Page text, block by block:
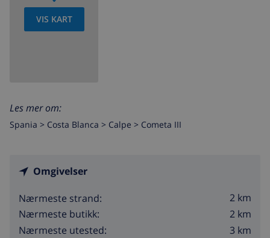
VIS KART
Les mer om:
Spania > Costa Blanca > Calpe > Cometa III
Omgivelser
Nærmeste strand:
2 km
Nærmeste butikk:
2 km
Nærmeste utested:
3 km